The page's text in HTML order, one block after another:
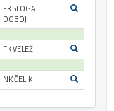
FK SLOGA
DOBOJ
FK VELEŽ
NK ČELIK